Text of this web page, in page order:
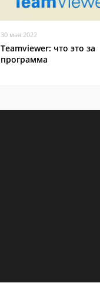
30 мая 2022
Teamviewer: что это за
программа